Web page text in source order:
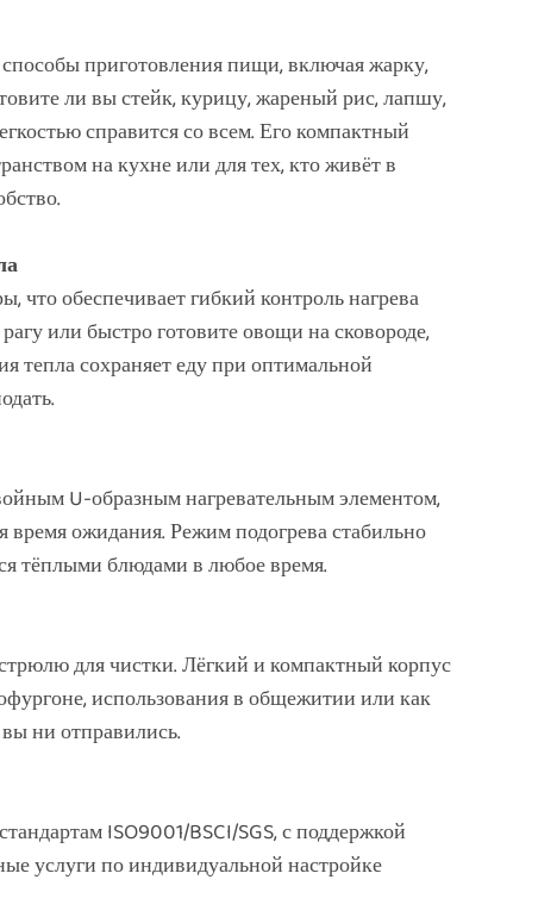
приготовления пищи, включая жарку,
ли вы стейк, курицу, жареный рис, лапшу,
справится со всем. Его компактный
на кухне или для тех, кто живёт в
обеспечивает гибкий контроль нагрева
или быстро готовите овощи на сковороде,
тепла сохраняет еду при оптимальной
U-образным нагревательным элементом,
ожидания. Режим подогрева стабильно
тёплыми блюдами в любое время.
для чистки. Лёгкий и компактный корпус
использования в общежитии или как
ни отправились.
ISO9001/BSCI/SGS, с поддержкой
услуги по индивидуальной настройке